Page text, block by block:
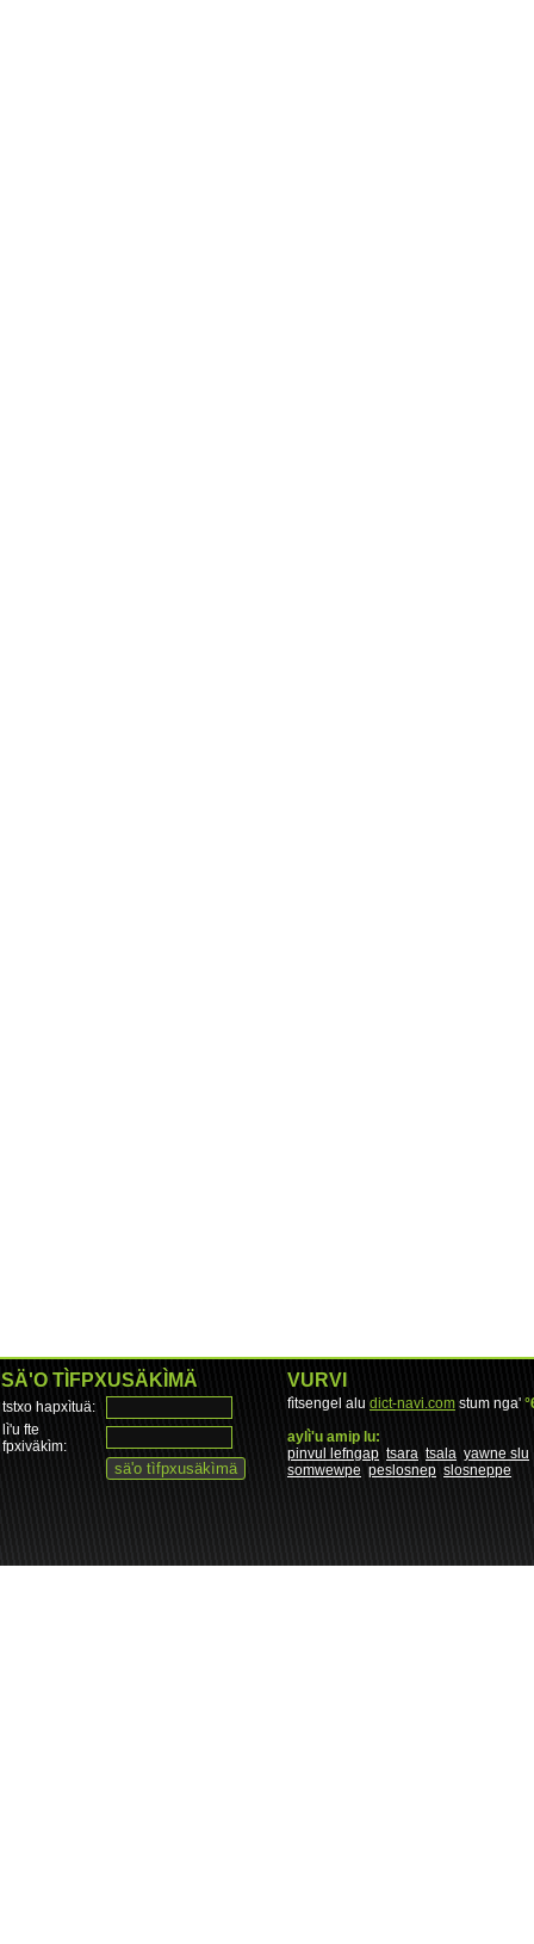
SÄ'O TÌFPXUSÄKÌMÄ
tstxo hapxìtuä:
lì'u fte
fpxiväkìm:
VURVI
fìtsengel alu dict-navi.com stum nga'
aylì'u amip lu:
pinvul lefngap tsara tsala yawne slu
somwewpe peslosnep slosneppe